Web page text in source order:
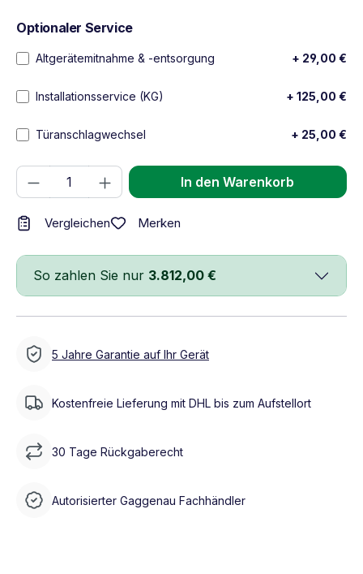
Optionaler Service
Altgerätemitnahme & -entsorgung + 29,00 €
Installationsservice (KG) + 125,00 €
Türanschlagwechsel + 25,00 €
Produkt Anzahl: Gib den gewünschten
In den Warenkorb
Vergleichen Merken
So zahlen Sie nur 3.812,00 €
5 Jahre Garantie auf Ihr Gerät
Kostenfreie Lieferung mit DHL bis zum Aufstellort
30 Tage Rückgaberecht
Autorisierter Gaggenau Fachhändler